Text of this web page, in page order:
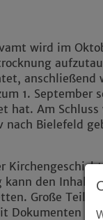
wird im
1.
hat. Am
nach Bielefeld
kann den Inhalt
Große Teile
Dokumenten